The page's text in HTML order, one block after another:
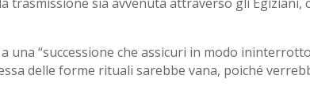
una “successione che assicuri in modo
delle forme rituali sarebbe vana, poiché